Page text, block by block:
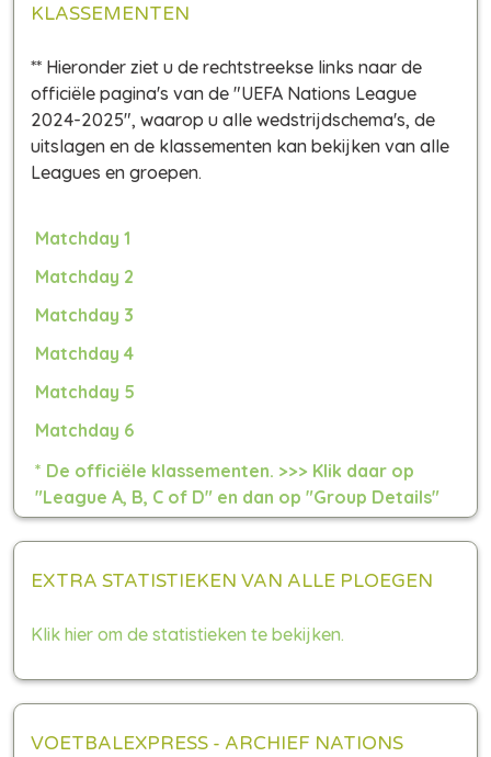
KLASSEMENTEN
** Hieronder ziet u de rechtstreekse links naar de
officiële pagina's van de "UEFA Nations League
2024-2025", waarop u alle wedstrijdschema's, de
uitslagen en de klassementen kan bekijken van alle
Leagues en groepen.
Matchday 1
Matchday 2
Matchday 3
Matchday 4
Matchday 5
Matchday 6
* De officiële klassementen. >>> Klik daar op
"League A, B, C of D" en dan op "Group Details"
voor alle wedstrijden per groep.
EXTRA STATISTIEKEN VAN ALLE PLOEGEN
Klik hier om de statistieken te bekijken.
VOETBALEXPRESS - ARCHIEF NATIONS